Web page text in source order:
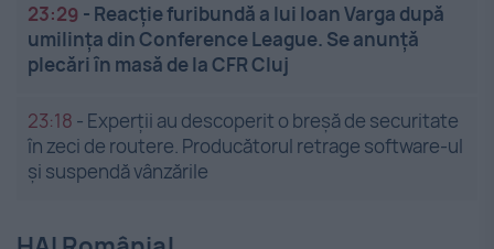
23:29 - Reacție furibundă a lui Ioan Varga după
umilința din Conference League. Se anunță
plecări în masă de la CFR Cluj
23:18 - Experții au descoperit o breșă de securitate
în zeci de routere. Producătorul retrage software-ul
și suspendă vânzările